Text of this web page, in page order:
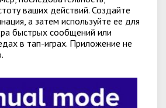
ваших действий. Создайте
а затем используйте ее для
быстрых сообщений или
в тап-играх. Приложение не